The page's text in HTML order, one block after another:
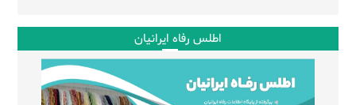
اطلس رفاه ایرانیان